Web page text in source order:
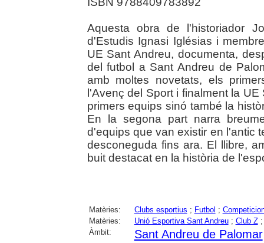
Aquesta obra de l'historiador
d'Estudis Ignasi Iglésias i
UE Sant Andreu, documenta,
del futbol a Sant Andreu de
amb moltes novetats, els
l'Avenç del Sport i finalment la
primers equips sinó també la
En la segona part narra
d'equips que van existir en l'antic
desconeguda fins ara. El llibre,
buit destacat en la història de
Matèries: Clubs esportius ; Futbol ;
Matèries:
Unió Esportiva Sant Andreu; Club Z
Àmbit:
Sant Andreu de Palomar